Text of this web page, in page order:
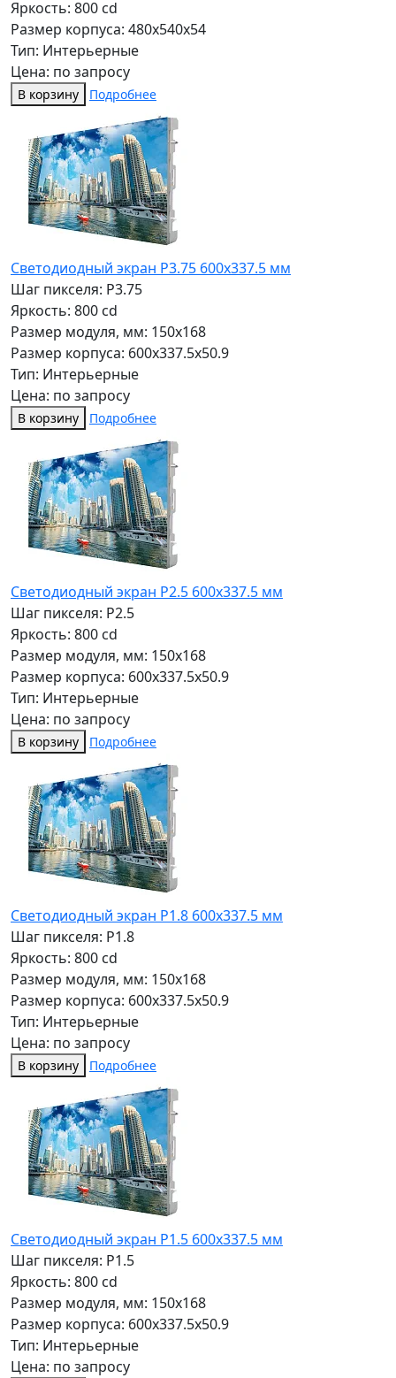
Яркость: 800 cd
Размер корпуса: 480x540x54
Тип: Интерьерные
Цена: по запросу
В корзину Подробнее
Светодиодный экран P3.75 600х337.5 мм
Шаг пикселя: P3.75
Яркость: 800 cd
Размер модуля, мм: 150x168
Размер корпуса: 600x337.5x50.9
Тип: Интерьерные
Цена: по запросу
В корзину Подробнее
Светодиодный экран P2.5 600х337.5 мм
Шаг пикселя: P2.5
Яркость: 800 cd
Размер модуля, мм: 150x168
Размер корпуса: 600x337.5x50.9
Тип: Интерьерные
Цена: по запросу
В корзину Подробнее
Светодиодный экран P1.8 600х337.5 мм
Шаг пикселя: P1.8
Яркость: 800 cd
Размер модуля, мм: 150x168
Размер корпуса: 600x337.5x50.9
Тип: Интерьерные
Цена: по запросу
В корзину Подробнее
Светодиодный экран P1.5 600х337.5 мм
Шаг пикселя: P1.5
Яркость: 800 cd
Размер модуля, мм: 150x168
Размер корпуса: 600x337.5x50.9
Тип: Интерьерные
Цена: по запросу